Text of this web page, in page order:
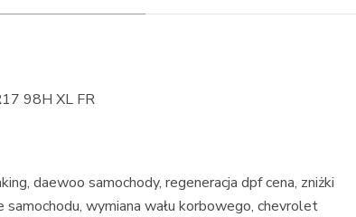
98H XL FR
daewoo samochody, regeneracja dpf cena, zniżki
samochodu, wymiana wału korbowego, chevrolet